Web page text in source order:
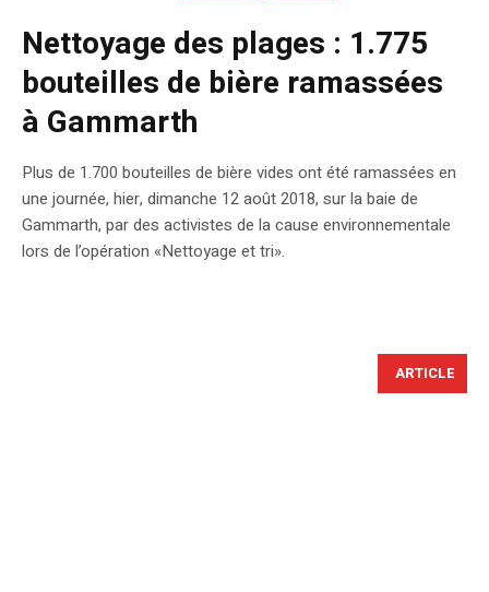
Nettoyage des plages : 1.775
bouteilles de bière ramassées
à Gammarth
Plus de 1.700 bouteilles de bière vides ont été ramassées en
une journée, hier, dimanche 12 août 2018, sur la baie de
Gammarth, par des activistes de la cause environnementale
lors de l’opération «Nettoyage et tri».
ARTICLE